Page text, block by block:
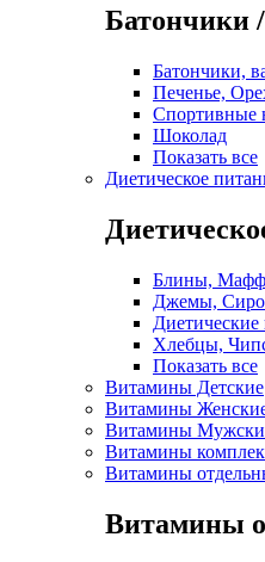
Батончики
Батончики,
Печенье,
Спортивные
Шоколад
Показать все
Диетическое
Блины,
Джемы,
Хлебцы,
Показать все
Витамины Детские
Витамины
Витамины
Витамины
Витамины
Витамины